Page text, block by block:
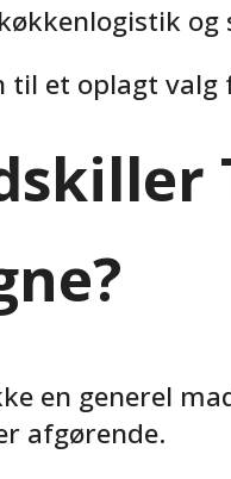
og
til et oplagt
en generel
afgørende.